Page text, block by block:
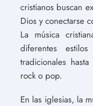
cristianos buscan
Dios y conectarse
La música
diferentes
tradicionales
rock o pop.
En las iglesias, la